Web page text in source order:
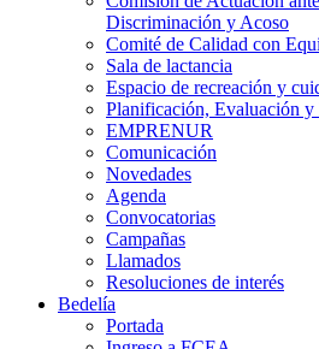
Discriminación y Acoso
Comité de Calidad con
Sala de lactancia
Espacio de recreación y
Planificación, Evaluación
EMPRENUR
Comunicación
Novedades
Agenda
Convocatorias
Campañas
Llamados
Resoluciones de interés
Bedelía
Portada